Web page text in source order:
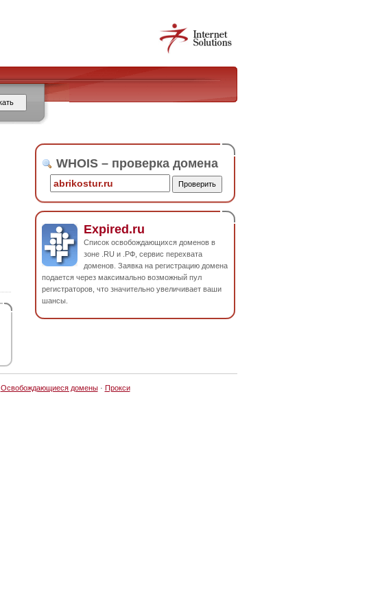
WHOIS – проверка домена
Expired.ru
Список освобождающихся доменов в
зоне .RU и .РФ, сервис перехвата
доменов. Заявка на регистрацию домена
подается через максимально возможный пул
регистраторов, что значительно увеличивает ваши
шансы.
Освобождающиеся домены· Прокси